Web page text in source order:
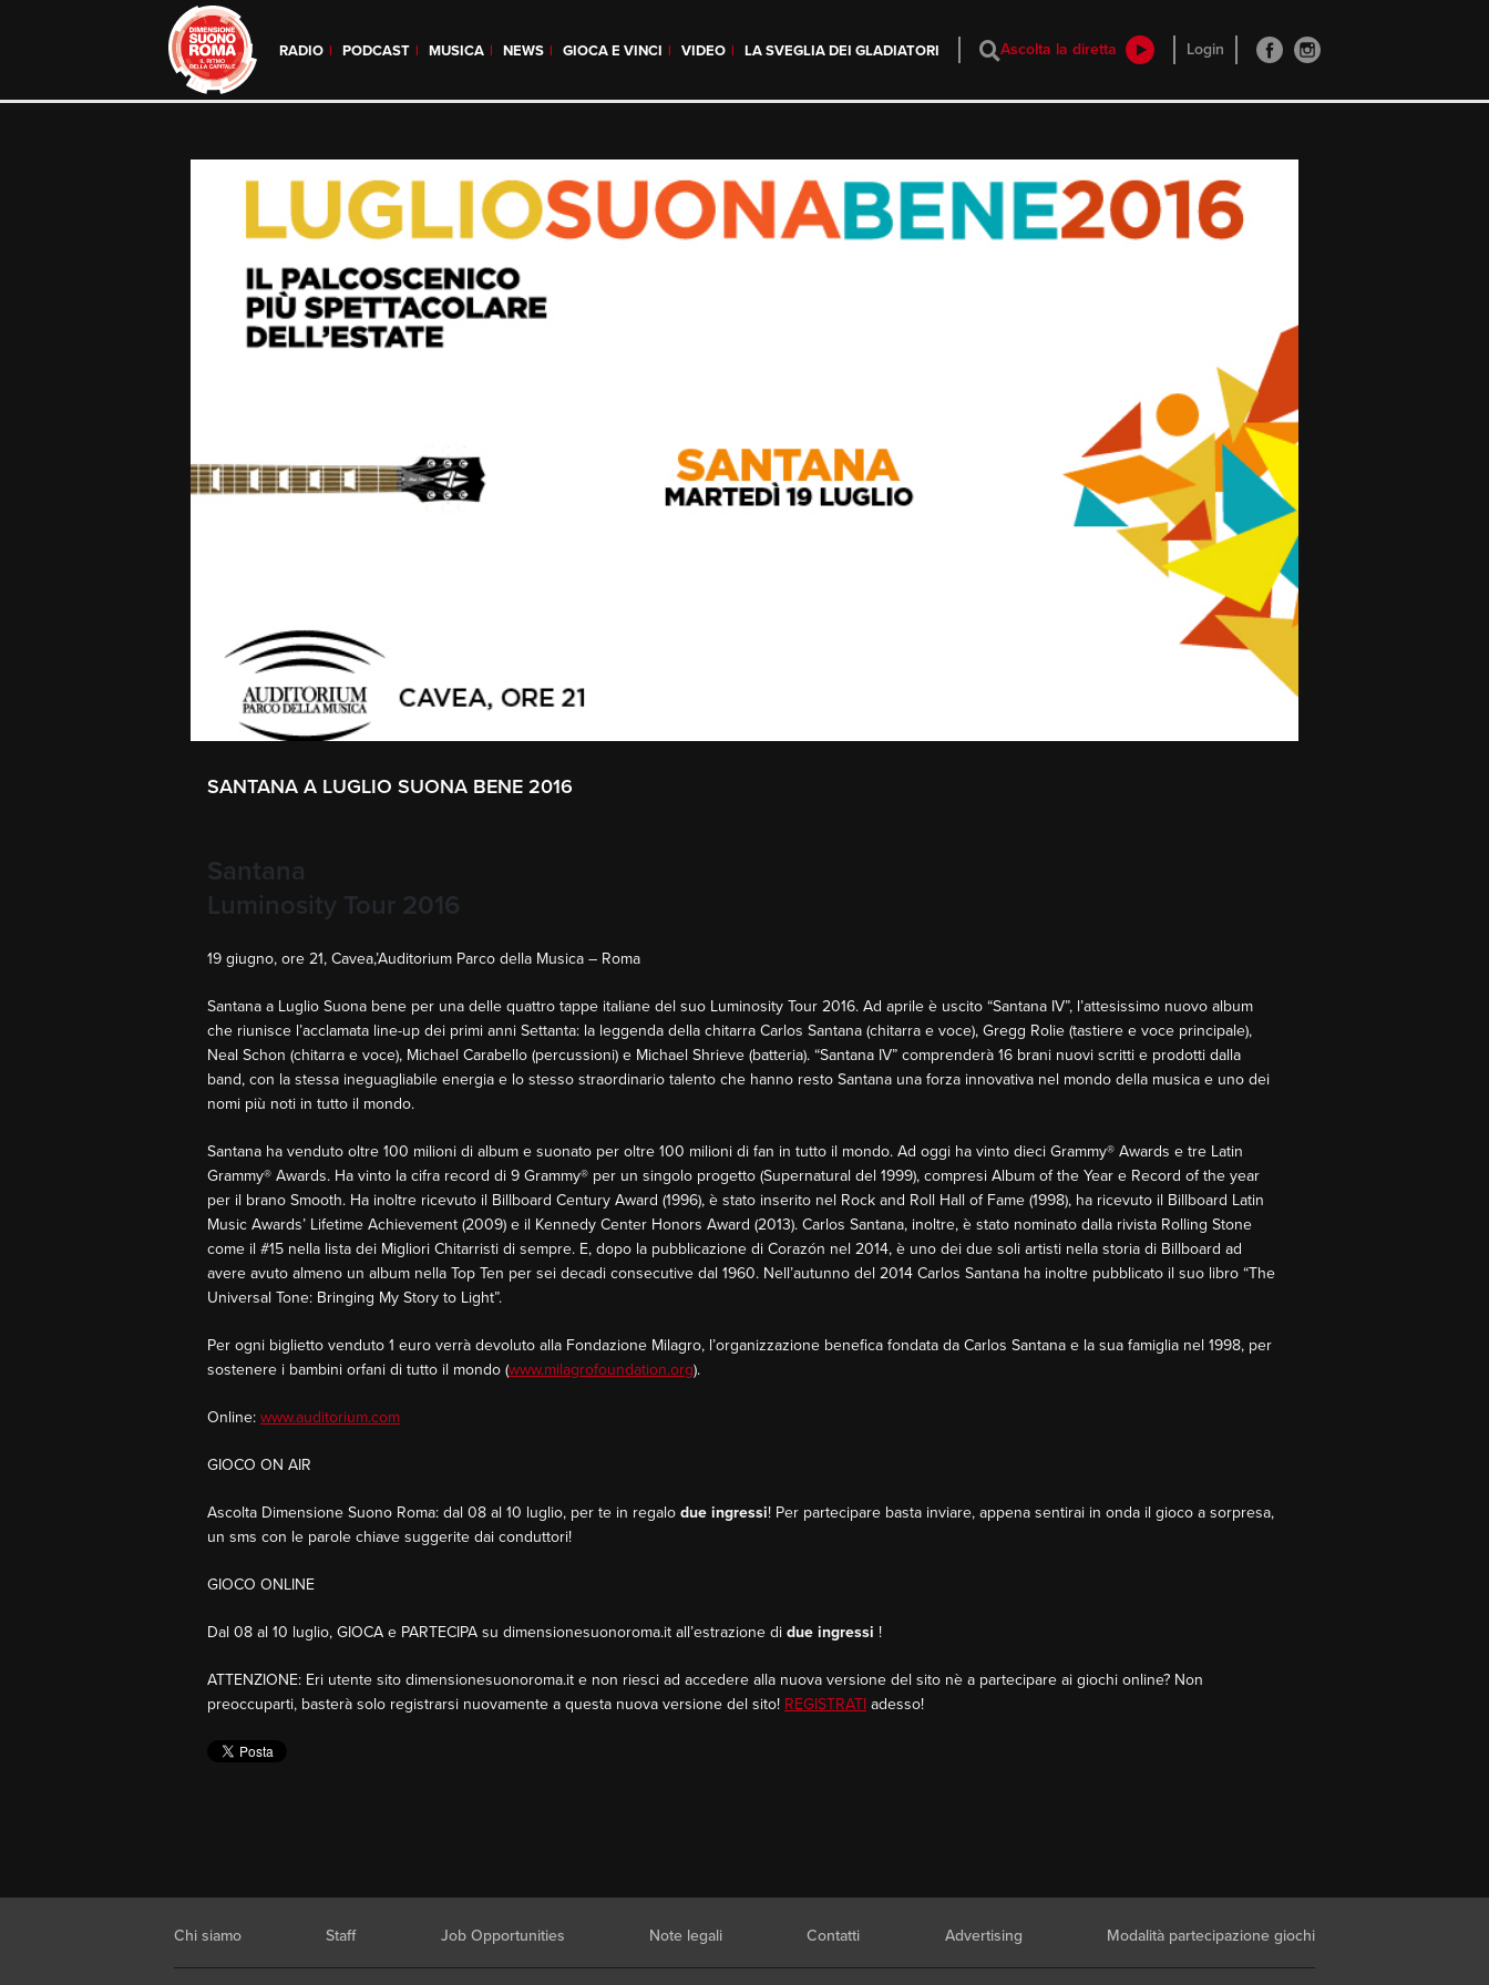
RADIO PODCAST MUSICA NEWS GIOCA E VINCI VIDEO LA SVEGLIA DEI GLADIATORI Ascolta la diretta Login
SANTANA A LUGLIO SUONA BENE 2016
Santana
Luminosity Tour 2016
19 giugno, ore 21, Cavea,’Auditorium Parco della Musica – Roma
Santana a Luglio Suona bene per una delle quattro tappe italiane del suo Luminosity Tour 2016. Ad aprile è uscito “Santana IV”, l’attesissimo nuovo album
che riunisce l’acclamata line-up dei primi anni Settanta: la leggenda della chitarra Carlos Santana (chitarra e voce), Gregg Rolie (tastiere e voce principale),
Neal Schon (chitarra e voce), Michael Carabello (percussioni) e Michael Shrieve (batteria). “Santana IV” comprenderà 16 brani nuovi scritti e prodotti dalla
band, con la stessa ineguagliabile energia e lo stesso straordinario talento che hanno resto Santana una forza innovativa nel mondo della musica e uno dei
nomi più noti in tutto il mondo.
Santana ha venduto oltre 100 milioni di album e suonato per oltre 100 milioni di fan in tutto il mondo. Ad oggi ha vinto dieci Grammy® Awards e tre Latin
Grammy® Awards. Ha vinto la cifra record di 9 Grammy® per un singolo progetto (Supernatural del 1999), compresi Album of the Year e Record of the year
per il brano Smooth. Ha inoltre ricevuto il Billboard Century Award (1996), è stato inserito nel Rock and Roll Hall of Fame (1998), ha ricevuto il Billboard Latin
Music Awards’ Lifetime Achievement (2009) e il Kennedy Center Honors Award (2013). Carlos Santana, inoltre, è stato nominato dalla rivista Rolling Stone
come il #15 nella lista dei Migliori Chitarristi di sempre. E, dopo la pubblicazione di Corazón nel 2014, è uno dei due soli artisti nella storia di Billboard ad
avere avuto almeno un album nella Top Ten per sei decadi consecutive dal 1960. Nell’autunno del 2014 Carlos Santana ha inoltre pubblicato il suo libro “The
Universal Tone: Bringing My Story to Light”.
Per ogni biglietto venduto 1 euro verrà devoluto alla Fondazione Milagro, l’organizzazione benefica fondata da Carlos Santana e la sua famiglia nel 1998, per
sostenere i bambini orfani di tutto il mondo (www.milagrofoundation.org).
Online: www.auditorium.com
GIOCO ON AIR
Ascolta Dimensione Suono Roma: dal 08 al 10 luglio, per te in regalo due ingressi! Per partecipare basta inviare, appena sentirai in onda il gioco a sorpresa,
un sms con le parole chiave suggerite dai conduttori!
GIOCO ONLINE
Dal 08 al 10 luglio, GIOCA e PARTECIPA su dimensionesuonoroma.it all’estrazione di due ingressi !
ATTENZIONE: Eri utente sito dimensionesuonoroma.it e non riesci ad accedere alla nuova versione del sito nè a partecipare ai giochi online? Non
preoccuparti, basterà solo registrarsi nuovamente a questa nuova versione del sito! REGISTRATI adesso!
Chi siamo Staff Job Opportunities Note legali Contatti Advertising Modalità partecipazione giochi